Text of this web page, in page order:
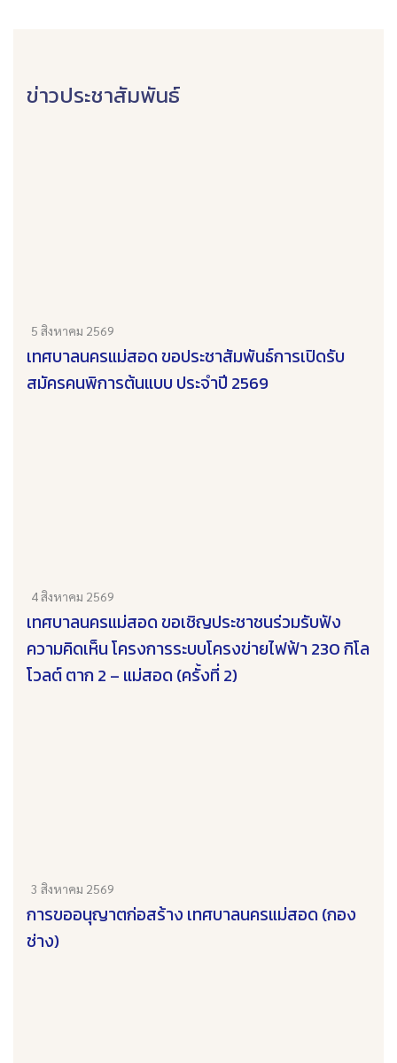
ข่าวประชาสัมพันธ์
5 สิงหาคม 2569
เทศบาลนครแม่สอด ขอประชาสัมพันธ์การเปิดรับ
สมัครคนพิการต้นแบบ ประจำปี 2569
4 สิงหาคม 2569
เทศบาลนครแม่สอด ขอเชิญประชาชนร่วมรับฟัง
ความคิดเห็น โครงการระบบโครงข่ายไฟฟ้า 230 กิโล
โวลต์ ตาก 2 – แม่สอด (ครั้งที่ 2)
3 สิงหาคม 2569
การขออนุญาตก่อสร้าง เทศบาลนครแม่สอด (กอง
ช่าง)